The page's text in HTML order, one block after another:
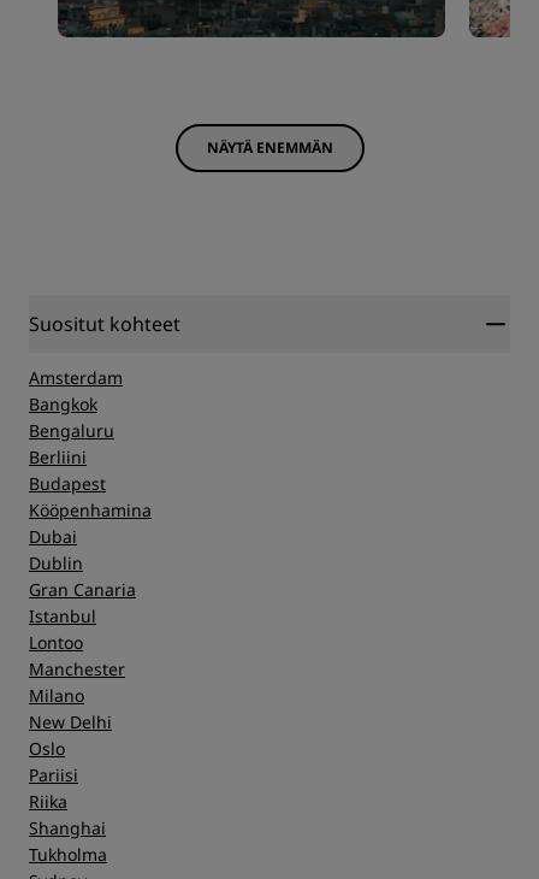
NÄYTÄ ENEMMÄN
Suositut kohteet
Amsterdam
Bangkok
Bengaluru
Berliini
Budapest
Kööpenhamina
Dubai
Dublin
Gran Canaria
Istanbul
Lontoo
Manchester
Milano
New Delhi
Oslo
Pariisi
Riika
Shanghai
Tukholma